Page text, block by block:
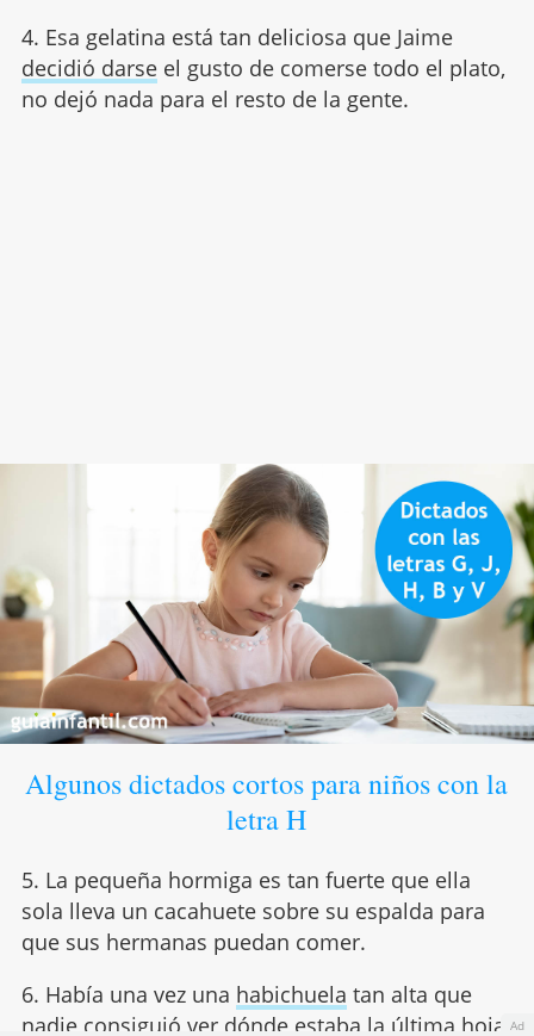
4. Esa gelatina está tan deliciosa que Jaime
decidió darseel gusto de comerse todo el plato,
no dejó nada para el resto de la gente.
Algunos dictados cortos para niños con la
letra H
5. La pequeña hormiga es tan fuerte que ella
sola lleva un cacahuete sobre su espalda para
que sus hermanas puedan comer.
6. Había una vez una habichuela tan alta que
nadie consiguió ver dónde estaba la última hoja.Ad